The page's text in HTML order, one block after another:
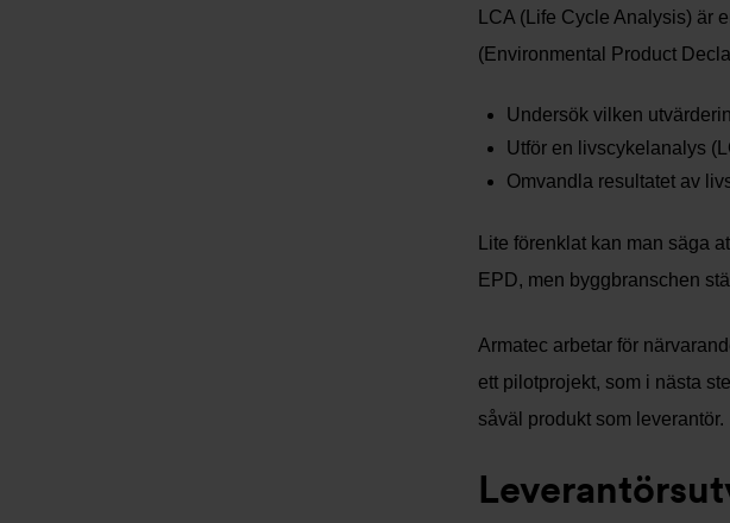
LCA (Life Cycle Analysis) är
(Environmental Product
Undersök vilken
Utför en livscykelanalys
Omvandla resultatet av
Lite förenklat kan man säga
EPD, men byggbranschen
Armatec arbetar för
ett pilotprojekt, som i nästa
såväl produkt som leverantör.